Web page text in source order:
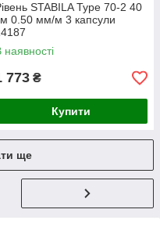
STABILA Type 70-2 40
0.50 мм/м 3 капсули
наявності
773 ₴
Купити
ще